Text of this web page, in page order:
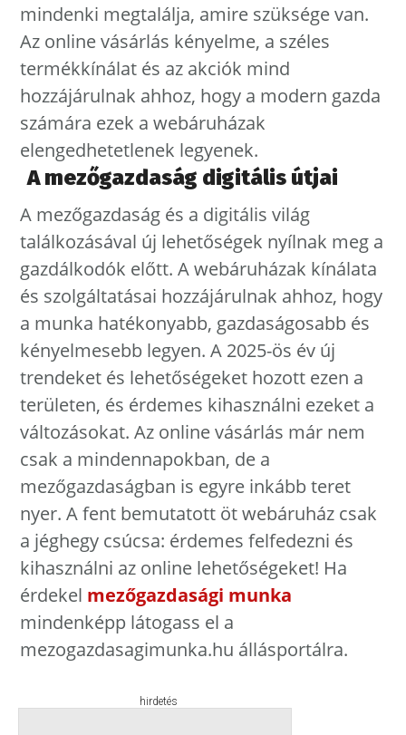
mindenki megtalálja, amire szüksége van.
Az online vásárlás kényelme, a széles
termékkínálat és az akciók mind
hozzájárulnak ahhoz, hogy a modern gazda
számára ezek a webáruházak
elengedhetetlenek legyenek.
A mezőgazdaság digitális útjai
A mezőgazdaság és a digitális világ
találkozásával új lehetőségek nyílnak meg a
gazdálkodók előtt. A webáruházak kínálata
és szolgáltatásai hozzájárulnak ahhoz, hogy
a munka hatékonyabb, gazdaságosabb és
kényelmesebb legyen. A 2025-ös év új
trendeket és lehetőségeket hozott ezen a
területen, és érdemes kihasználni ezeket a
változásokat. Az online vásárlás már nem
csak a mindennapokban, de a
mezőgazdaságban is egyre inkább teret
nyer. A fent bemutatott öt webáruház csak
a jéghegy csúcsa: érdemes felfedezni és
kihasználni az online lehetőségeket! Ha
érdekel mezőgazdasági munka
mindenképp látogass el a
mezogazdasagimunka.hu állásportálra.
hirdetés